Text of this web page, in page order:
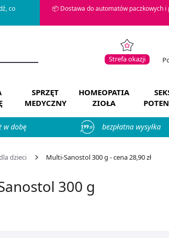
co
📦 Dostawa do automatów paczkowych i
Strefa okazji
SPRZĘT
MEDYCZNY
HOMEOPATIA
ZIOŁA
w dobę bezpłatna wysyłka
dzieci Multi-Sanostol 300 g - cena 28,90 zł
300 g